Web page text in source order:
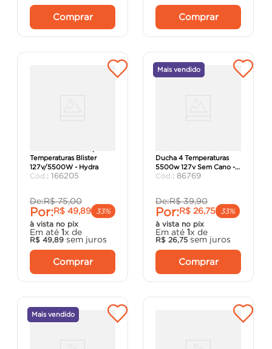
Comprar Comprar
Temperaturas Blister
127v/5500W - Hydra
: 166205
De:R$ 75,00
Por:R$ 49,89
33%
à vista no pix
Em até 1x de
R$ 49,89 sem juros
Comprar
Mais vendido
Ducha 4 Temperaturas
5500w 127v Sem Cano -
Hydra.: 86769
De:R$ 39,90
Por:R$ 26,75
33%
à vista no pix
Em até 1x de
R$ 26,75 sem juros
Comprar
Mais vendido